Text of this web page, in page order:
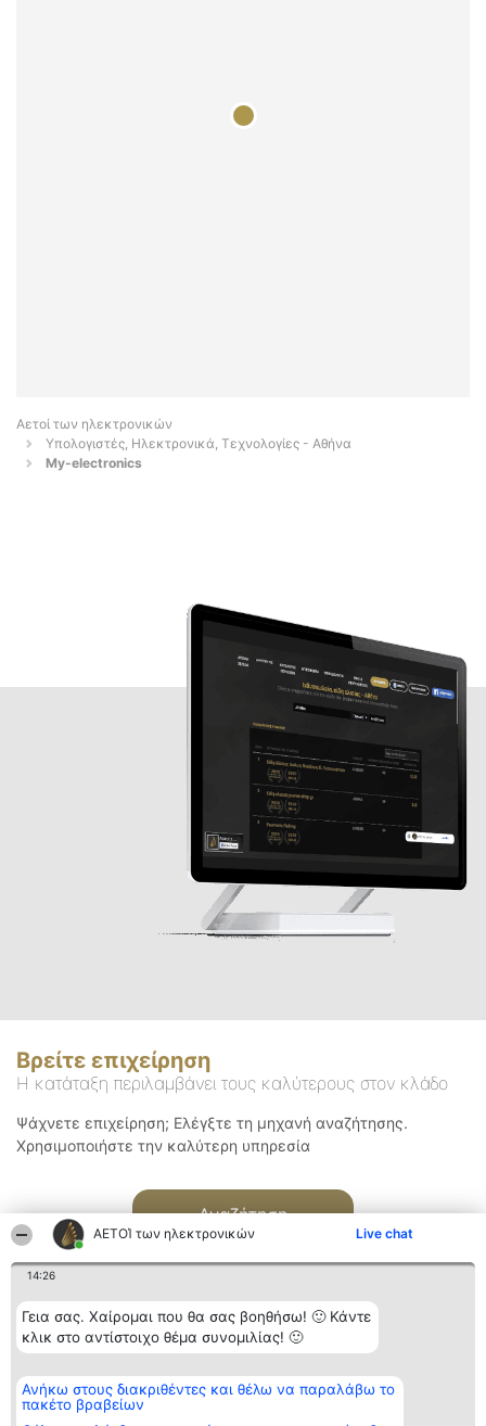
ΑΕΤΟΊ των ηλεκτρονικών Live chat
14:26
Γεια σας. Χαίρομαι που θα σας βοηθήσω! 🙂 Κάντε
κλικ στο αντίστοιχο θέμα συνομιλίας! 🙂
Ανήκω στους διακριθέντες και θέλω να παραλάβω το
πακέτο βραβείων
Αετοί των ηλεκτρονικών
Υπολογιστές, Ηλεκτρονικά, Τεχνολογίες - Αθήνα
My-electronics
Βρείτε επιχείρηση
Η κατάταξη περιλαμβάνει τους καλύτερους στον κλάδο
Ψάχνετε επιχείρηση; Ελέγξτε τη μηχανή αναζήτησης.
Χρησιμοποιήστε την καλύτερη υπηρεσία
Αναζήτηση
Διοργανωτής της
κατάταξης
BEAUTIFUL COMPANY
Κατάταξη
Διακριθέντες
των
Επικοινωνία
Επικοινωνία